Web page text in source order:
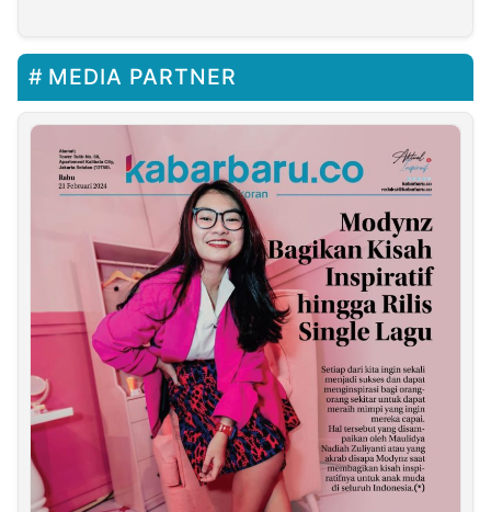
MEDIA PARTNER